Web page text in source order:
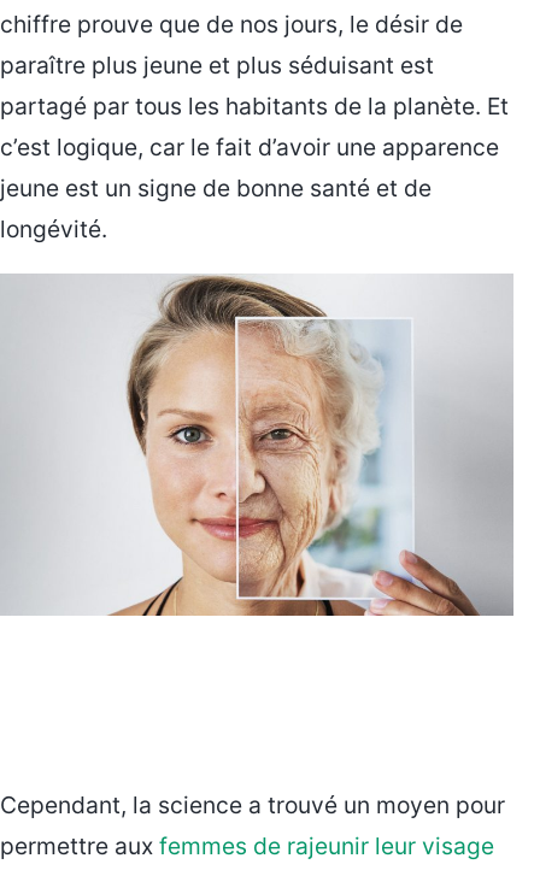
chiffre prouve que de nos jours, le désir de
paraître plus jeune et plus séduisant est
partagé par tous les habitants de la planète. Et
c’est logique, car le fait d’avoir une apparence
jeune est un signe de bonne santé et de
longévité.
Cependant, la science a trouvé un moyen pour
permettre aux femmes de rajeunir leur visage